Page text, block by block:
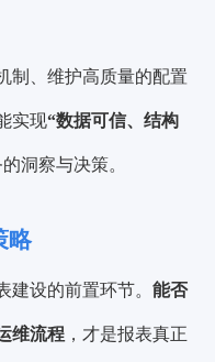
制、维护高质量的配置
实现“数据可信、结构
洞察与决策。
略
建设的前置环节。能否
维流程 ，才是报表真正